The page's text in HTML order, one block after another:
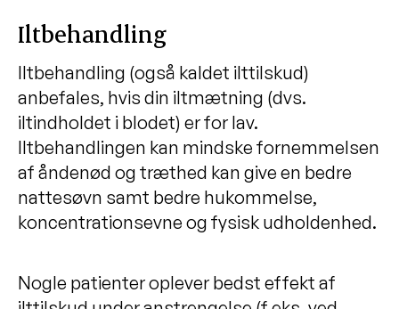
Iltbehandling
Iltbehandling (også kaldet ilttilskud)
anbefales, hvis din iltmætning (dvs.
iltindholdet i blodet) er for lav.
Iltbehandlingen kan mindske fornemmelsen
af åndenød og træthed kan give en bedre
nattesøvn samt bedre hukommelse,
koncentrationsevne og fysisk udholdenhed.
Nogle patienter oplever bedst effekt af